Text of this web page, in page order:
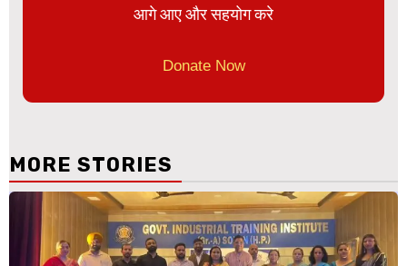
आगे आए और सहयोग करे
Donate Now
MORE STORIES